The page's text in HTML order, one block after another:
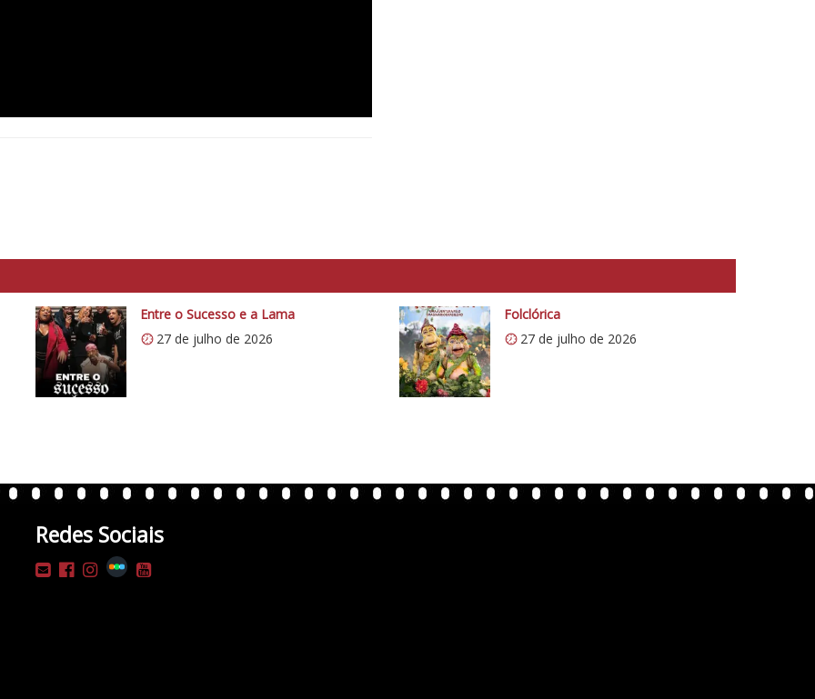
Entre o Sucesso e a Lama
27 de julho de 2026
Folclórica
27 de julho de 2026
Redes Sociais